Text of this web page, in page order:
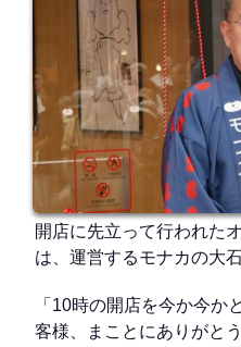
開店に先立って行われた
は、運営するモナカの大
「10時の開店を今か今か
客様、まことにありがと